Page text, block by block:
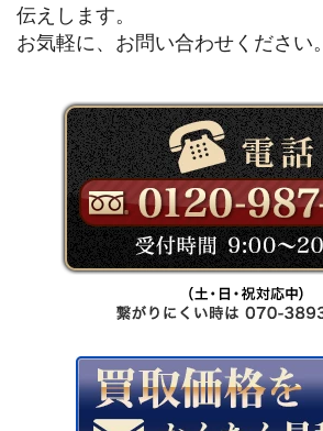
伝えします。
お気軽に、お問い合わせください。